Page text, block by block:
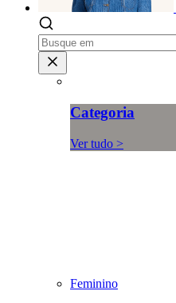
Categoria
Ver tudo >
Feminino